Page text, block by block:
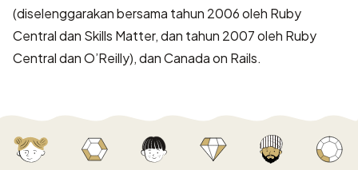
(diselenggarakan bersama tahun 2006 oleh Ruby
Central dan Skills Matter, dan tahun 2007 oleh Ruby
Central dan O’Reilly), dan Canada on Rails.